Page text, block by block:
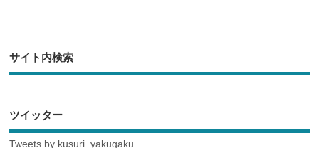
サイト内検索
ツイッター
Tweets by kusuri_yakugaku